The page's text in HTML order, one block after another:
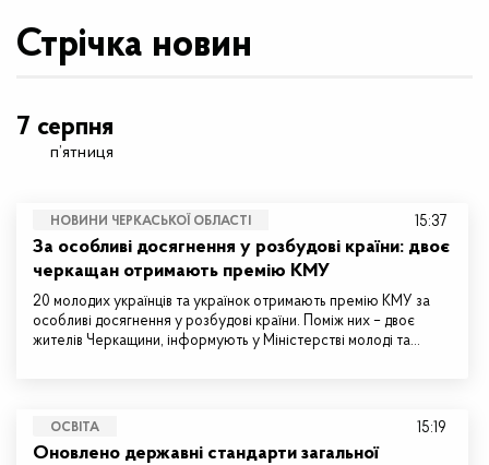
Стрічка новин
7 серпня
п’ятниця
НОВИНИ ЧЕРКАСЬКОЇ ОБЛАСТІ
За особливі досягнення у розбудові країни: двоє
черкащан отримають премію КМУ
20 молодих українців та українок отримають премію КМУ за
особливі досягнення у розбудові країни. Поміж них – двоє
жителів Черкащини, інформують у Міністерстві молоді та…
15:37
ОСВІТА
Оновлено державні стандарти загальної
15:19